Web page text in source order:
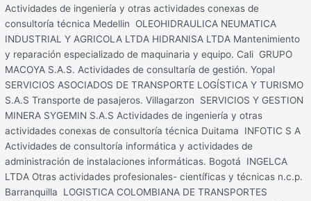
Actividades de ingeniería y otras actividades conexas de
consultoría técnica Medellin OLEOHIDRAULICA NEUMATICA
INDUSTRIAL Y AGRICOLA LTDA HIDRANISA LTDA Mantenimiento
y reparación especializado de maquinaria y equipo. Cali GRUPO
MACOYA S.A.S. Actividades de consultaría de gestión. Yopal
SERVICIOS ASOCIADOS DE TRANSPORTE LOGÍSTICA Y TURISMO
S.A.S Transporte de pasajeros. Villagarzon SERVICIOS Y GESTION
MINERA SYGEMIN S.A.S Actividades de ingeniería y otras
actividades conexas de consultoría técnica Duitama INFOTIC S A
Actividades de consultoría informática y actividades de
administración de instalaciones informáticas. Bogotá INGELCA
LTDA Otras actividades profesionales- científicas y técnicas n.c.p.
Barranquilla LOGISTICA COLOMBIANA DE TRANSPORTES